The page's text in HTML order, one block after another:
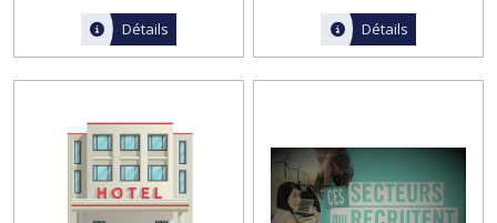
Détails Détails